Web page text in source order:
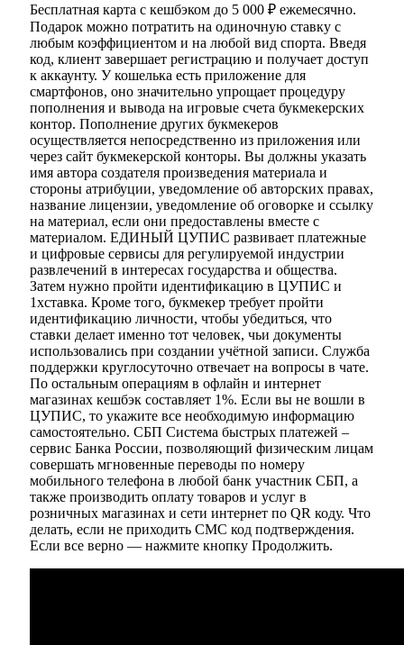
Бесплатная карта с кешбэком до 5 000 ₽ ежемесячно.
Подарок можно потратить на одиночную ставку с
любым коэффициентом и на любой вид спорта. Введя
код, клиент завершает регистрацию и получает доступ
к аккаунту. У кошелька есть приложение для
смартфонов, оно значительно упрощает процедуру
пополнения и вывода на игровые счета букмекерских
контор. Пополнение других букмекеров
осуществляется непосредственно из приложения или
через сайт букмекерской конторы. Вы должны указать
имя автора создателя произведения материала и
стороны атрибуции, уведомление об авторских правах,
название лицензии, уведомление об оговорке и ссылку
на материал, если они предоставлены вместе с
материалом. ЕДИНЫЙ ЦУПИС развивает платежные
и цифровые сервисы для регулируемой индустрии
развлечений в интересах государства и общества.
Затем нужно пройти идентификацию в ЦУПИС и
1хставка. Кроме того, букмекер требует пройти
идентификацию личности, чтобы убедиться, что
ставки делает именно тот человек, чьи документы
использовались при создании учётной записи. Служба
поддержки круглосуточно отвечает на вопросы в чате.
По остальным операциям в офлайн и интернет
магазинах кешбэк составляет 1%. Если вы не вошли в
ЦУПИС, то укажите все необходимую информацию
самостоятельно. СБП Система быстрых платежей –
сервис Банка России, позволяющий физическим лицам
совершать мгновенные переводы по номеру
мобильного телефона в любой банк участник СБП, а
также производить оплату товаров и услуг в
розничных магазинах и сети интернет по QR коду. Что
делать, если не приходить СМС код подтверждения.
Если все верно — нажмите кнопку Продолжить.